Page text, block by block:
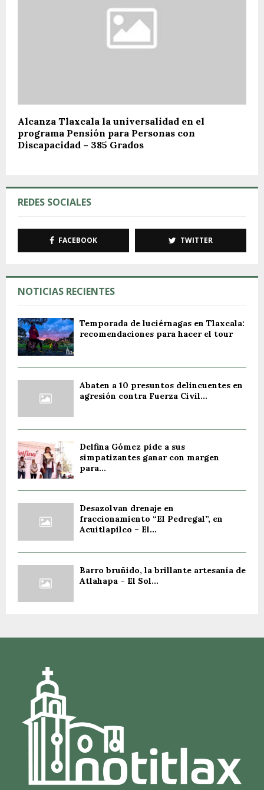
Alcanza Tlaxcala la universalidad en el
programa Pensión para Personas con
Discapacidad – 385 Grados
REDES SOCIALES
FACEBOOK TWITTER
NOTICIAS RECIENTES
Temporada de luciérnagas en Tlaxcala:
recomendaciones para hacer el tour
Abaten a 10 presuntos delincuentes en
agresión contra Fuerza Civil...
Delfina Gómez pide a sus
simpatizantes ganar con margen
para...
Desazolvan drenaje en
fraccionamiento “El Pedregal”, en
Acuitlapilco – El...
Barro bruñido, la brillante artesanía de
Atlahapa – El Sol...